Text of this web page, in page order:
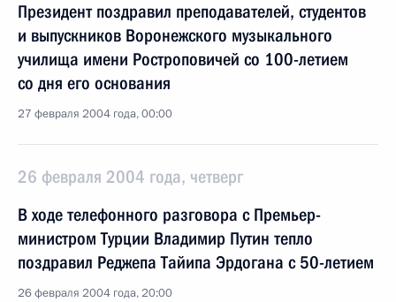
Президент поздравил преподавателей, студентов
и выпускников Воронежского музыкального
училища имени Ростроповичей со 100-летием
со дня его основания
27 февраля 2004 года, 00:00
26 февраля 2004 года, четверг
В ходе телефонного разговора с Премьер-
министром Турции Владимир Путин тепло
поздравил Реджепа Тайипа Эрдогана с 50-летием
26 февраля 2004 года, 20:00